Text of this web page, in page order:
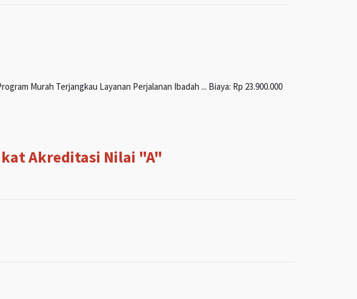
Murah Terjangkau Layanan Perjalanan Ibadah ... Biaya: Rp 23.900.000
Akreditasi Nilai "A"